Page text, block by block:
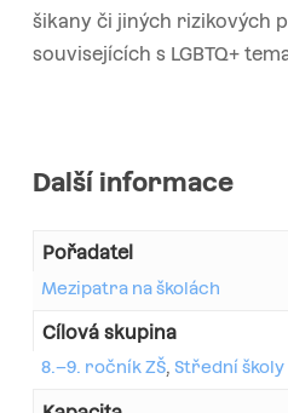
šikany či jiných rizikových
souvisejících s LGBTQ+
Další informace
Pořadatel
Mezipatra na školách
Cílová skupina
8.–9. ročník ZŠ, Střední školy